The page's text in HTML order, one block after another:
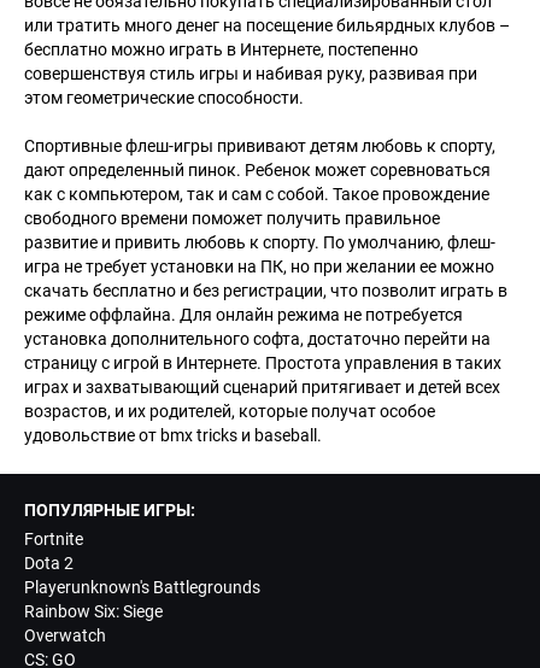
или тратить много денег на посещение бильярдных клубов –
бесплатно можно играть в Интернете, постепенно
совершенствуя стиль игры и набивая руку, развивая при
этом геометрические способности.
Спортивные флеш-игры прививают детям любовь к спорту,
дают определенный пинок. Ребенок может соревноваться
как с компьютером, так и сам с собой. Такое провождение
свободного времени поможет получить правильное
развитие и привить любовь к спорту. По умолчанию, флеш-
игра не требует установки на ПК, но при желании ее можно
скачать бесплатно и без регистрации, что позволит играть в
режиме оффлайна. Для онлайн режима не потребуется
установка дополнительного софта, достаточно перейти на
страницу с игрой в Интернете. Простота управления в таких
играх и захватывающий сценарий притягивает и детей всех
возрастов, и их родителей, которые получат особое
удовольствие от bmx tricks и baseball.
ПОПУЛЯРНЫЕ ИГРЫ:
Fortnite
Dota 2
Playerunknown's Battlegrounds
Rainbow Six: Siege
Overwatch
CS: GO